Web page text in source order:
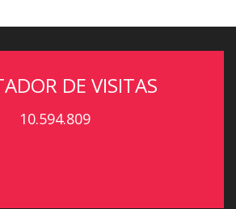
DE VISITAS
10.594.809